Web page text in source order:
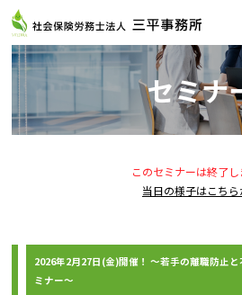
セミナ
このセミナーは終了し
当日の様子はこちら
2026年2月27日(金)開催！ ～若手の離職防止
ミナー～